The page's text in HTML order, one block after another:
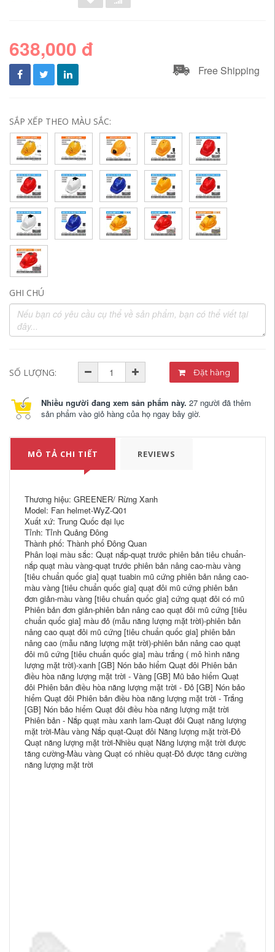
638,000 đ
Free Shipping
SẮP XẾP THEO MÀU SẮC:
GHI CHÚ
SỐ LƯỢNG: Đặt hàng
Nhiều người đang xem sản phẩm này. 27 người đã thêm
sản phẩm vào giỏ hàng của họ ngay bây giờ.
MÔ TẢ CHI TIẾT REVIEWS
Thương hiệu: GREENER/ Rừng Xanh
Model: Fan helmet-WyZ-Q01
Xuất xứ: Trung Quốc đại lục
Tỉnh: Tỉnh Quảng Đông
Thành phố: Thành phố Đông Quan
Phân loại màu sắc: Quạt nắp-quạt trước phiên bản tiêu chuẩn-
nắp quạt màu vàng-quạt trước phiên bản nâng cao-màu vàng
[tiêu chuẩn quốc gia] quạt tuabin mũ cứng phiên bản nâng cao-
màu vàng [tiêu chuẩn quốc gia] quạt đôi mũ cứng phiên bản
đơn giản-màu vàng [tiêu chuẩn quốc gia] cứng quạt đôi có mũ
Phiên bản đơn giản-phiên bản nâng cao quạt đôi mũ cứng [tiêu
chuẩn quốc gia] màu đỏ (mẫu năng lượng mặt trời)-phiên bản
nâng cao quạt đôi mũ cứng [tiêu chuẩn quốc gia] phiên bản
nâng cao (mẫu năng lượng mặt trời)-phiên bản nâng cao quạt
đôi mũ cứng [tiêu chuẩn quốc gia] màu trắng ( mô hình năng
lượng mặt trời)-xanh [GB] Nón bảo hiểm Quạt đôi Phiên bản
điều hòa năng lượng mặt trời - Vàng [GB] Mũ bảo hiểm Quạt
đôi Phiên bản điều hòa năng lượng mặt trời - Đỏ [GB] Nón bảo
hiểm Quạt đôi Phiên bản điều hòa năng lượng mặt trời - Trắng
[GB] Nón bảo hiểm Quạt đôi điều hòa năng lượng mặt trời
Phiên bản - Nắp quạt màu xanh lam-Quạt đôi Quạt năng lượng
mặt trời-Màu vàng Nắp quạt-Quạt đôi Năng lượng mặt trời-Đỏ
Quạt năng lượng mặt trời-Nhiều quạt Năng lượng mặt trời được
tăng cường-Màu vàng Quạt có nhiều quạt-Đỏ được tăng cường
năng lượng mặt trời